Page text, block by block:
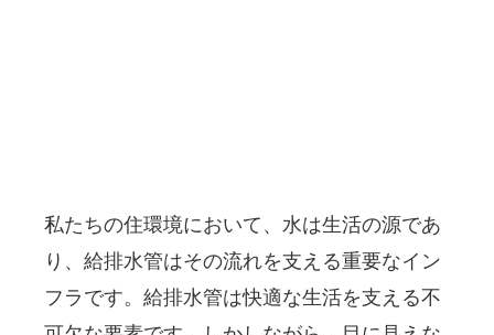
私たちの住環境において、水は生活の源であ
り、給排水管はその流れを支える重要なイン
フラです。給排水管は快適な生活を支える不